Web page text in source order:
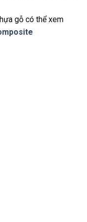
gỗ có thể xem